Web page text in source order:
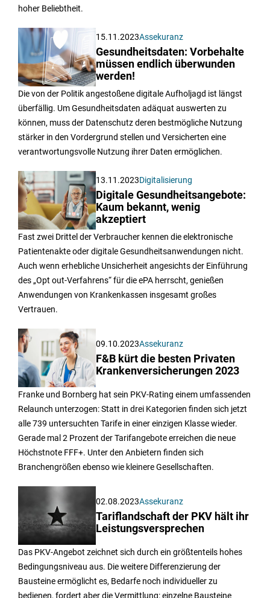
hoher Beliebtheit.
15.11.2023Assekuranz
Gesundheitsdaten: Vorbehalte
müssen endlich überwunden
werden!
Die von der Politik angestoßene digitale Aufholjagd ist längst
überfällig. Um Gesundheitsdaten adäquat auswerten zu
können, muss der Datenschutz deren bestmögliche Nutzung
stärker in den Vordergrund stellen und Versicherten eine
verantwortungsvolle Nutzung ihrer Daten ermöglichen.
13.11.2023Digitalisierung
Digitale Gesundheitsangebote:
Kaum bekannt, wenig
akzeptiert
Fast zwei Drittel der Verbraucher kennen die elektronische
Patientenakte oder digitale Gesundheitsanwendungen nicht.
Auch wenn erhebliche Unsicherheit angesichts der Einführung
des „Opt out-Verfahrens“ für die ePA herrscht, genießen
Anwendungen von Krankenkassen insgesamt großes
Vertrauen.
09.10.2023Assekuranz
F&B kürt die besten Privaten
Krankenversicherungen 2023
Franke und Bornberg hat sein PKV-Rating einem umfassenden
Relaunch unterzogen: Statt in drei Kategorien finden sich jetzt
alle 739 untersuchten Tarife in einer einzigen Klasse wieder.
Gerade mal 2 Prozent der Tarifangebote erreichen die neue
Höchstnote FFF+. Unter den Anbietern finden sich
Branchengrößen ebenso wie kleinere Gesellschaften.
02.08.2023Assekuranz
Tariflandschaft der PKV hält ihr
Leistungsversprechen
Das PKV-Angebot zeichnet sich durch ein größtenteils hohes
Bedingungsniveau aus. Die weitere Differenzierung der
Bausteine ermöglicht es, Bedarfe noch individueller zu
bedienen, fordert aber die Vermittlung: einzelne Bausteine